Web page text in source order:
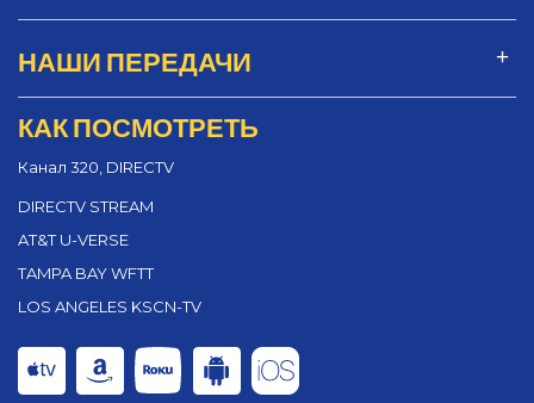
НАШИ ПЕРЕДАЧИ
КАК ПОСМОТРЕТЬ
Канал 320, DIRECTV
DIRECTV STREAM
AT&T U-VERSE
TAMPA BAY WFTT
LOS ANGELES KSCN-TV